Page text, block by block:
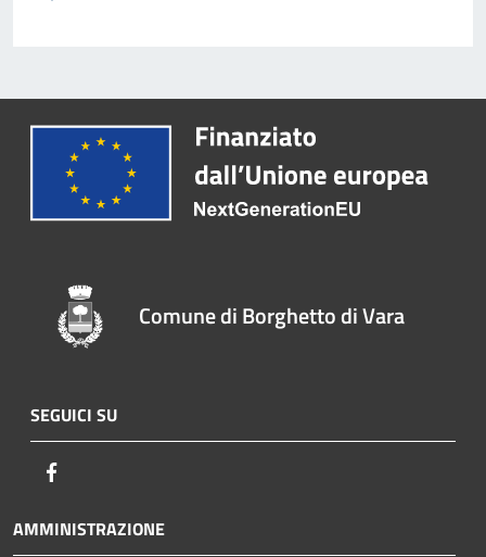
Comune di Borghetto di Vara
SEGUICI SU
AMMINISTRAZIONE